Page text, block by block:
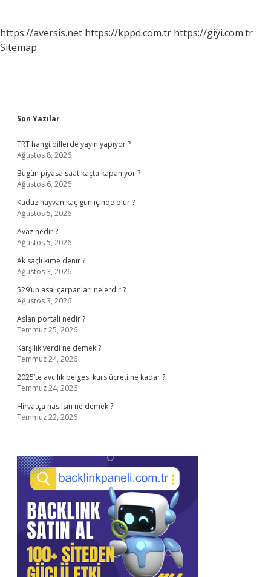
https://aversis.net https://kppd.com.tr https://giyi.com.tr
Sitemap
Sidebar
Son Yazılar
TRT hangi dillerde yayın yapıyor ?
Ağustos 8, 2026
Bugün piyasa saat kaçta kapanıyor ?
Ağustos 6, 2026
Kuduz hayvan kaç gün içinde ölür ?
Ağustos 5, 2026
Avaz nedir ?
Ağustos 5, 2026
Ak saçlı kime denir ?
Ağustos 3, 2026
529’un asal çarpanları nelerdir ?
Ağustos 3, 2026
Aslan portali nedir ?
Temmuz 25, 2026
Karşılık verdi ne demek ?
Temmuz 24, 2026
2025’te avcılık belgesi kurs ücreti ne kadar ?
Temmuz 24, 2026
Hirvatça nasılsın ne demek ?
Temmuz 22, 2026